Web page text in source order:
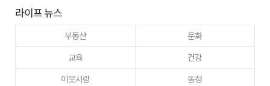
라이프 뉴스
부동산
문화
교육
건강
이웃사랑
동정